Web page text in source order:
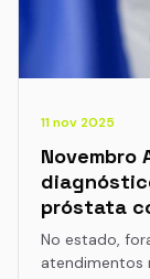
11 nov 2025
Novembro
próstata
No estado,
atendimentos